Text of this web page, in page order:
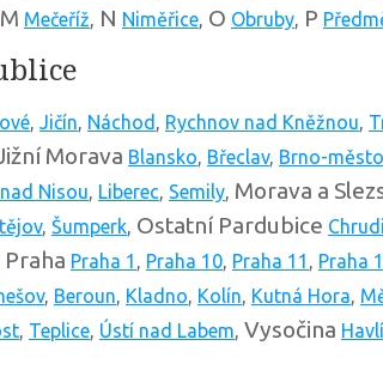
M Mečeříž, N Niměřice, O Obruby, P
, Jičín, Náchod , Rychnov nad Kněžnou,
Morava Blansko, Břeclav, Brno-město
Nisou, Liberec, Semily, Morava a
, Šumperk, Ostatní Pardubice
Praha Praha 1 , Praha 10, Praha 11 , Praha
, Beroun, Kladno, Kolín, Kutná Hora,
, Teplice, Ústí nad Labem, Vysočina